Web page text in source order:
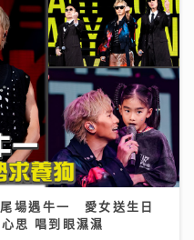
場遇牛一 愛女送生日
思 唱到眼濕濕